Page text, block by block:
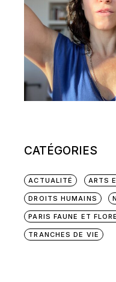
CATÉGORIES
ACTUALITÉ ARTS
DROITS HUMAINS
PARIS FAUNE ET FLORE
TRANCHES DE VIE